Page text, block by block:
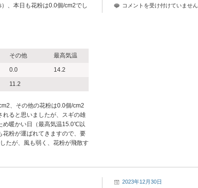
、本日も花粉は0.0個/cm2でし
その他 最高気温
0.0 14.2
11.2
、その他の花粉は0.0個/cm2
れると思いましたが、スギの雄
め暖かい日（最高気温15.0℃以
花粉が運ばれてきますので、要
たが、風も弱く、花粉が飛散す
2023
コメントを受け付けていません
2023年12月30日